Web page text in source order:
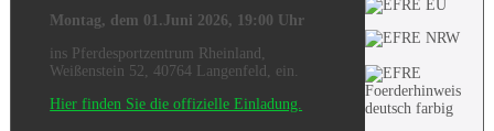
Montag, dem 01.Juni 2026, 19:00 Uhr
ins Pferdesportzentrum Rheinland,
Weißenstein 52, 40764 Langenfeld, ein.
Hier finden Sie die offizielle Einladung.